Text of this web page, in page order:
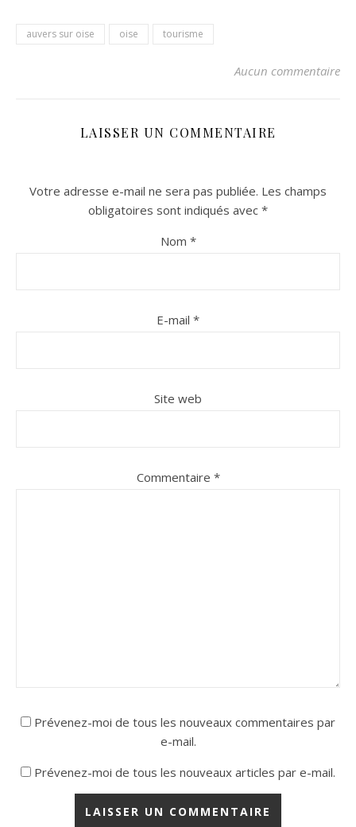
auvers sur oise oise tourisme
Aucun commentaire
LAISSER UN COMMENTAIRE
Votre adresse e-mail ne sera pas publiée. Les champs
obligatoires sont indiqués avec *
Nom *
E-mail *
Site web
Commentaire *
Prévenez-moi de tous les nouveaux commentaires par
e-mail.
Prévenez-moi de tous les nouveaux articles par e-mail.